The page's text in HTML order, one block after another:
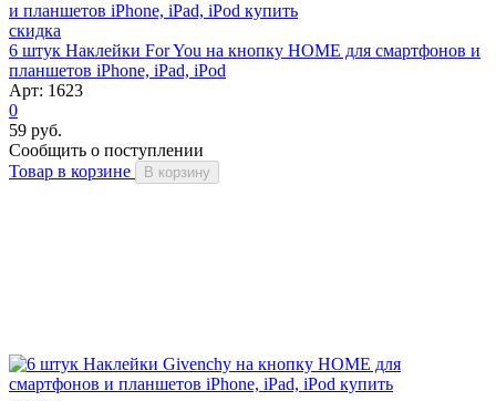
скидка
6 штук Наклейки For You на кнопку HOME для смартфонов и
планшетов iPhone, iPad, iPod
Арт: 1623
0
59 руб.
Сообщить о поступлении
Товар в корзине
В корзину